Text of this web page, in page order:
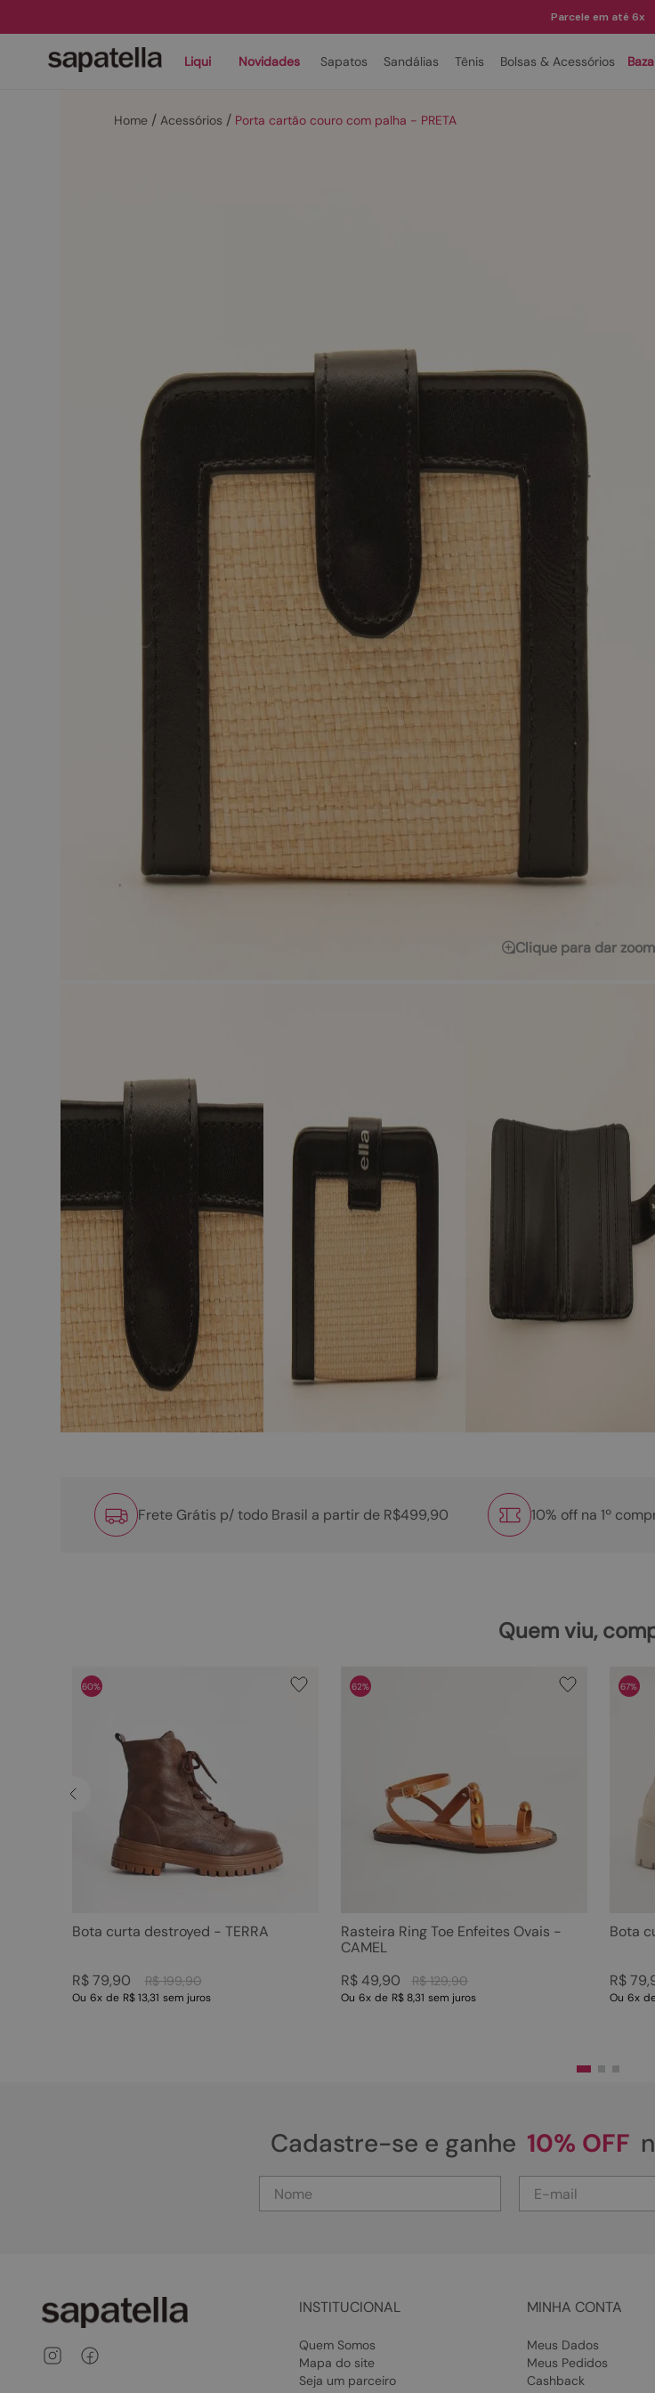
Parcele em até 6x
Liqui Novidades Sapatos Sandálias Tênis Bolsas & Acessórios
Acessórios Porta cartão couro com palha - PRETA
Clique para dar zoom
Frete Grátis p/ todo Brasil a partir de R$499,90 10% off na 1º
Quem viu,
60%
Bota curta destroyed - TERRA
R$ 199,90
R$ 79,90
Ou 6x de R$ 13,31 sem juros
62%
Rasteira Ring Toe Enfeites Ovais -
CAMEL
R$ 129,90
R$ 49,90
Ou 6x de R$ 8,31 sem juros
67%
Bota
R$ 79,
Ou 6x
Cadastre-se e ganhe 10% OFF
INSTITUCIONAL
Quem Somos
Mapa do site
Seja um parceiro
MINHA CONTA
Meus Dados
Meus Pedidos
Cashback